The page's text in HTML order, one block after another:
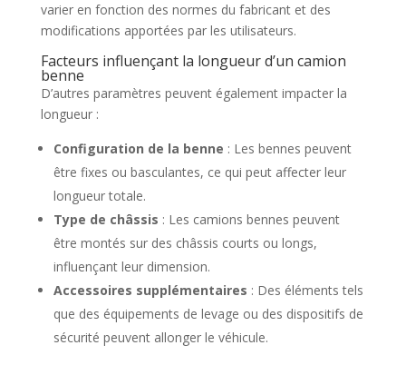
varier en fonction des normes du fabricant et des
modifications apportées par les utilisateurs.
Facteurs influençant la longueur d’un camion
benne
D’autres paramètres peuvent également impacter la
longueur :
Configuration de la benne : Les bennes peuvent
être fixes ou basculantes, ce qui peut affecter leur
longueur totale.
Type de châssis : Les camions bennes peuvent
être montés sur des châssis courts ou longs,
influençant leur dimension.
Accessoires supplémentaires : Des éléments tels
que des équipements de levage ou des dispositifs de
sécurité peuvent allonger le véhicule.